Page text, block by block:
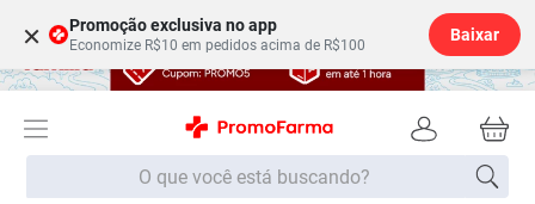
× Promoção exclusiva no app
Economize R$10 em pedidos acima de R$100
Baixar
O que você está buscando?